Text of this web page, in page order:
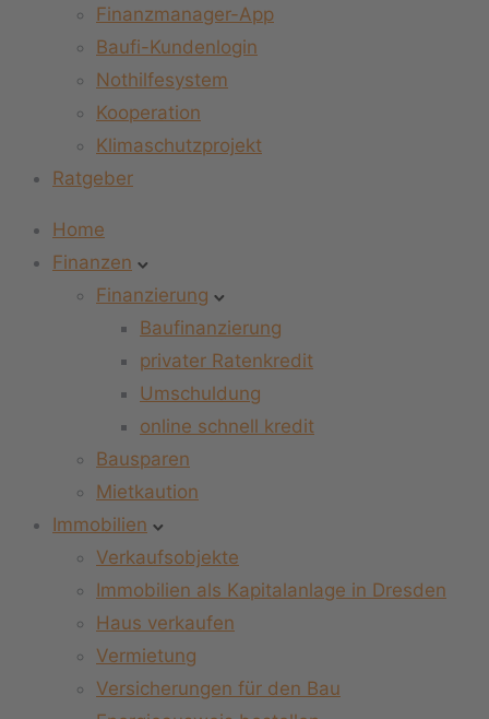
Finanzmanager-App
Baufi-Kundenlogin
Nothilfesystem
Kooperation
Klimaschutzprojekt
Ratgeber
Home
Finanzen
Finanzierung
Baufinanzierung
privater Ratenkredit
Umschuldung
online schnell kredit
Bausparen
Mietkaution
Immobilien
Verkaufsobjekte
Immobilien als Kapitalanlage in Dresden
Haus verkaufen
Vermietung
Versicherungen für den Bau